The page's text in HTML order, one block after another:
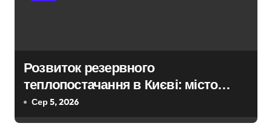
а
п
Розвиток резервного
теплопостачання в Києві: місто
разом з Агентством відновлення
Сер 5, 2026